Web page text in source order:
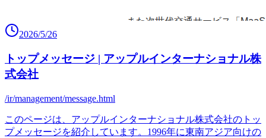
2026/5/26
トップメッセージ | アップルインターナショナル株
式会社
/ir/management/message.html
このページは、アップルインターナショナル株式会社のトッ
プメッセージを紹介しています。1996年に東南アジア向けの